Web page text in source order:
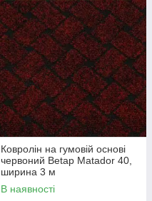
Ковролін на гумовій основі
червоний Betap Matador 40,
ширина 3 м
В наявності